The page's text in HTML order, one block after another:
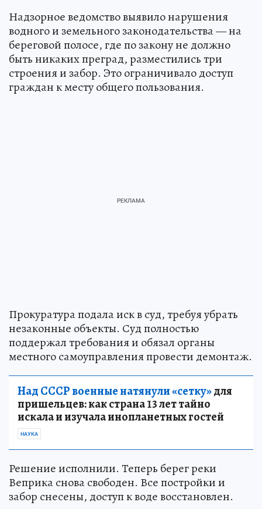
Надзорное ведомство выявило нарушения
водного и земельного законодательства — на
береговой полосе, где по закону не должно
быть никаких преград, разместились три
строения и забор. Это ограничивало доступ
граждан к месту общего пользования.
Прокуратура подала иск в суд, требуя убрать
незаконные объекты. Суд полностью
поддержал требования и обязал органы
местного самоуправления провести демонтаж.
Над СССР военные натянули «сетку»для
пришельцев: как страна 13 лет тайно
искала и изучала инопланетных гостей
НАУКА
Решение исполнили. Теперь берег реки
Веприка снова свободен. Все постройки и
забор снесены, доступ к воде восстановлен.